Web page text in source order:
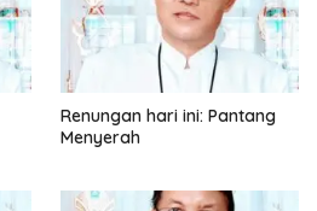
Renungan hari ini: Pantang
Menyerah